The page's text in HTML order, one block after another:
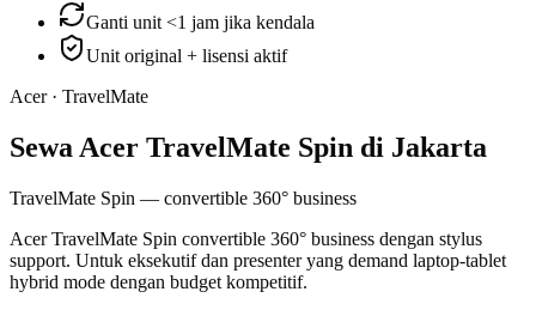
Ganti unit <1 jam jika kendala
Unit original + lisensi aktif
Acer· TravelMate
Sewa Acer TravelMate Spin di Jakarta
TravelMate Spin — convertible 360° business
Acer TravelMate Spin convertible 360° business dengan stylus
support. Untuk eksekutif dan presenter yang demand laptop-tablet
hybrid mode dengan budget kompetitif.